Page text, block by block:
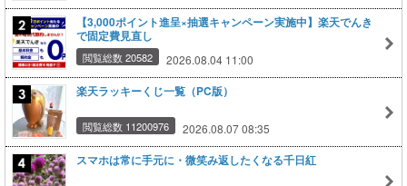
【3,000ポイント進呈×抽選キャンペーン実施中】楽天でんき
で固定費見直し
閲覧総数 20582 2026.08.04 11:00
楽天ラッキーくじ一覧（PC版）
閲覧総数 11200976 2026.08.07 08:35
スマホは常に手元に・微笑み返したくなる千日紅